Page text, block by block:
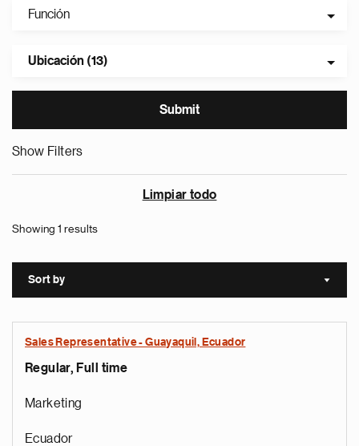
Función
Ubicación (13)
Show Filters
Limpiar todo
Showing 1 results
Sort by Sort
Sales Representative - Guayaquil, Ecuador
Regular, Full time
Marketing
Ecuador